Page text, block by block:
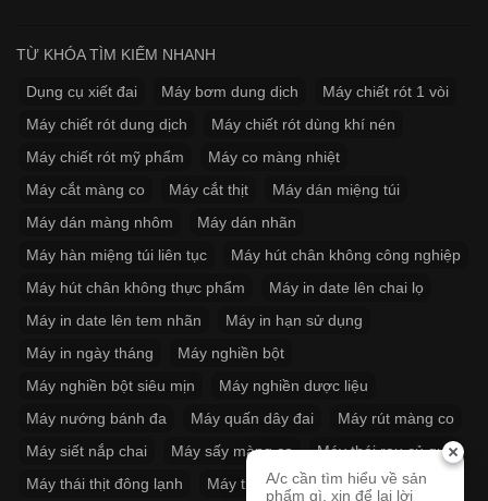
TỪ KHÓA TÌM KIẾM NHANH
Dụng cụ xiết đai Máy bơm dung dịch
Máy chiết rót 1 vòi
Máy chiết rót dung dịch
Máy chiết rót dùng khí nén
Máy chiết rót mỹ phẩm
Máy co màng nhiệt
Máy cắt màng co
Máy cắt thịt
Máy dán miệng túi
Máy dán màng nhôm
Máy dán nhãn
Máy hàn miệng túi liên tục
Máy hút chân không công nghiệp
Máy hút chân không thực phẩm
Máy in date lên chai lọ
Máy in date lên tem nhãn
Máy in hạn sử dụng
Máy in ngày tháng
Máy nghiền bột
Máy nghiền bột siêu mịn
Máy nghiền dược liệu
Máy nướng bánh đa
Máy quấn dây đai
Máy rút màng co
Máy siết nắp chai
Máy sấy màng co
Máy thái rau củ quả
Máy thái thịt đông lạnh
Máy thít dây đaiA/c cần tìm hiểu về sản
phẩm gì, xin để lại lời